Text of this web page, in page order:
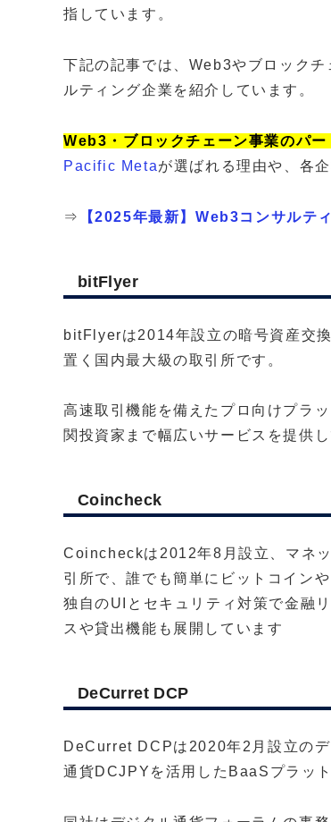
指しています。
下記の記事では、Web3やブロック
ルティング企業を紹介しています。
Web3・ブロックチェーン事業のパ
Pacific Metaが選ばれる理由や、各
⇒ 【2025年最新】Web3コンサルテ
bitFlyer
bitFlyerは2014年設立の暗号資産交
置く国内最大級の取引所です。
高速取引機能を備えたプロ向けプラ
関投資家まで幅広いサービスを提供し
Coincheck
Coincheckは2012年8月設立、マネ
引所で、誰でも簡単にビットコイン
独自のUIとセキュリティ対策で金融
スや貸出機能も展開しています
DeCurret DCP
DeCurret DCPは2020年2月設立の
通貨DCJPYを活用したBaaSプラッ